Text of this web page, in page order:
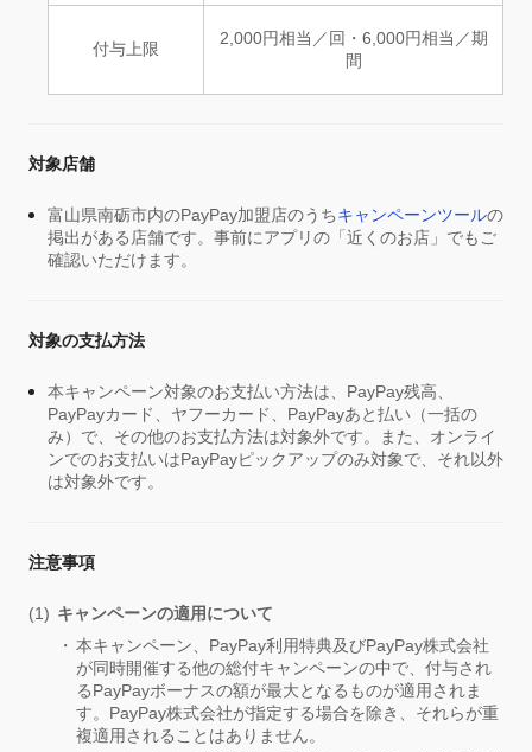
付与上限
2,000円相当／回・6,000円相当／期
間
対象店舗
富山県南砺市内のPayPay加盟店のうちキャンペーンツールの
掲出がある店舗です。事前にアプリの「近くのお店」でもご
確認いただけます。
対象の支払方法
本キャンペーン対象のお支払い方法は、PayPay残高、
PayPayカード、ヤフーカード、PayPayあと払い（一括の
み）で、その他のお支払方法は対象外です。また、オンライ
ンでのお支払いはPayPayピックアップのみ対象で、それ以外
は対象外です。
注意事項
キャンペーンの適用について
本キャンペーン、PayPay利用特典及びPayPay株式会社
が同時開催する他の総付キャンペーンの中で、付与され
るPayPayボーナスの額が最大となるものが適用されま
す。PayPay株式会社が指定する場合を除き、それらが重
複適用されることはありません。